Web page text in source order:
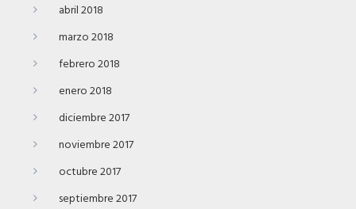
abril 2018
marzo 2018
febrero 2018
enero 2018
diciembre 2017
noviembre 2017
octubre 2017
septiembre 2017